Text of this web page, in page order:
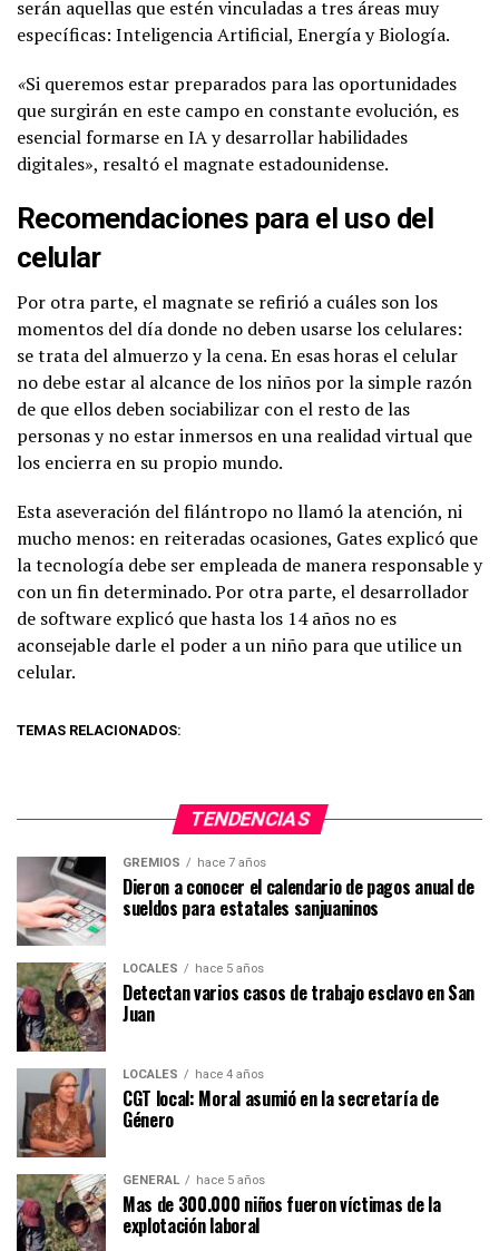
serán aquellas que estén vinculadas a tres áreas muy
específicas: Inteligencia Artificial, Energía y Biología.
«Si queremos estar preparados para las oportunidades
que surgirán en este campo en constante evolución, es
esencial formarse en IA y desarrollar habilidades
digitales», resaltó el magnate estadounidense.
Recomendaciones para el uso del
celular
Por otra parte, el magnate se refirió a cuáles son los
momentos del día donde no deben usarse los celulares:
se trata del almuerzo y la cena. En esas horas el celular
no debe estar al alcance de los niños por la simple razón
de que ellos deben sociabilizar con el resto de las
personas y no estar inmersos en una realidad virtual que
los encierra en su propio mundo.
Esta aseveración del filántropo no llamó la atención, ni
mucho menos: en reiteradas ocasiones, Gates explicó que
la tecnología debe ser empleada de manera responsable y
con un fin determinado. Por otra parte, el desarrollador
de software explicó que hasta los 14 años no es
aconsejable darle el poder a un niño para que utilice un
celular.
TEMAS RELACIONADOS:
TENDENCIAS
GREMIOS hace 7 años
Dieron a conocer el calendario de pagos anual de
sueldos para estatales sanjuaninos
LOCALES hace 5 años
Detectan varios casos de trabajo esclavo en San
Juan
LOCALES hace 4 años
CGT local: Moral asumió en la secretaría de
Género
GENERAL hace 5 años
Mas de 300.000 niños fueron víctimas de la
explotación laboral